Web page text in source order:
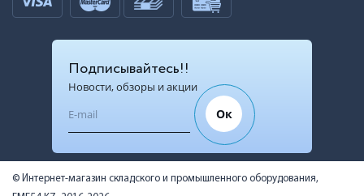
Подписывайтесь!!
Новости, обзоры и акции
Ок
© Интернет-магазин складского и промышленного оборудования,